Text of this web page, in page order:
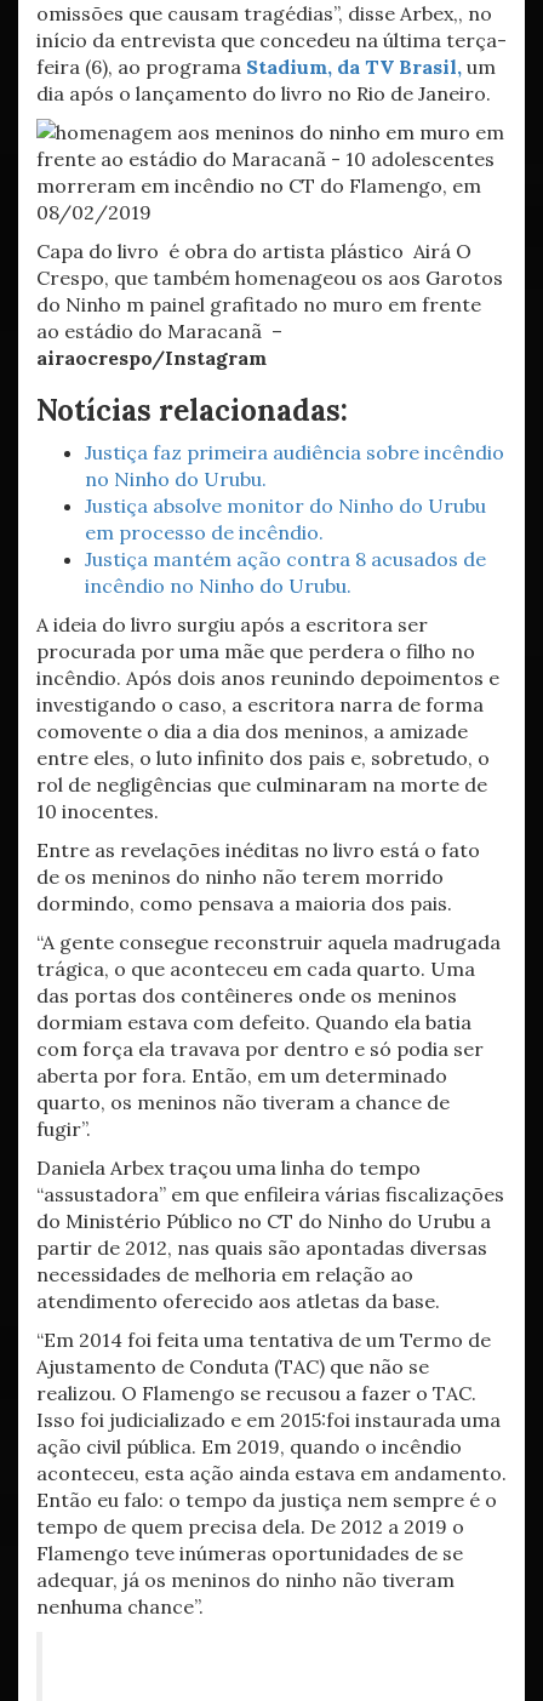
omissões que causam tragédias”, disse Arbex,, no
início da entrevista que concedeu na última terça-
feira (6), ao programa Stadium, da TV Brasil, um
dia após o lançamento do livro no Rio de Janeiro.
Capa do livro é obra do artista plástico Airá O
Crespo, que também homenageou os aos Garotos
do Ninho m painel grafitado no muro em frente
ao estádio do Maracanã –
airaocrespo/Instagram
Notícias relacionadas:
Justiça faz primeira audiência sobre incêndio
no Ninho do Urubu.
Justiça absolve monitor do Ninho do Urubu
em processo de incêndio.
Justiça mantém ação contra 8 acusados de
incêndio no Ninho do Urubu.
A ideia do livro surgiu após a escritora ser
procurada por uma mãe que perdera o filho no
incêndio. Após dois anos reunindo depoimentos e
investigando o caso, a escritora narra de forma
comovente o dia a dia dos meninos, a amizade
entre eles, o luto infinito dos pais e, sobretudo, o
rol de negligências que culminaram na morte de
10 inocentes.
Entre as revelações inéditas no livro está o fato
de os meninos do ninho não terem morrido
dormindo, como pensava a maioria dos pais.
“A gente consegue reconstruir aquela madrugada
trágica, o que aconteceu em cada quarto. Uma
das portas dos contêineres onde os meninos
dormiam estava com defeito. Quando ela batia
com força ela travava por dentro e só podia ser
aberta por fora. Então, em um determinado
quarto, os meninos não tiveram a chance de
fugir”.
Daniela Arbex traçou uma linha do tempo
“assustadora” em que enfileira várias fiscalizações
do Ministério Público no CT do Ninho do Urubu a
partir de 2012, nas quais são apontadas diversas
necessidades de melhoria em relação ao
atendimento oferecido aos atletas da base.
“Em 2014 foi feita uma tentativa de um Termo de
Ajustamento de Conduta (TAC) que não se
realizou. O Flamengo se recusou a fazer o TAC.
Isso foi judicializado e em 2015:foi instaurada uma
ação civil pública. Em 2019, quando o incêndio
aconteceu, esta ação ainda estava em andamento.
Então eu falo: o tempo da justiça nem sempre é o
tempo de quem precisa dela. De 2012 a 2019 o
Flamengo teve inúmeras oportunidades de se
adequar, já os meninos do ninho não tiveram
nenhuma chance”.